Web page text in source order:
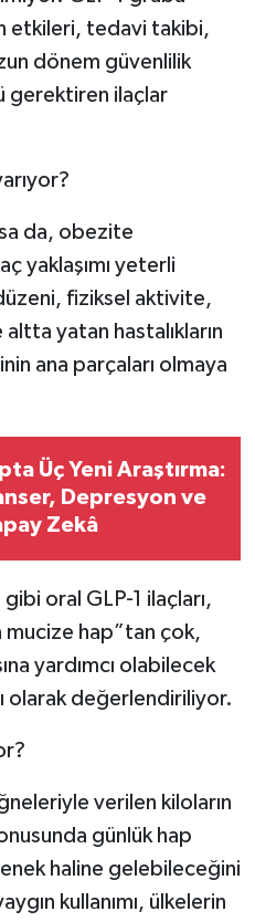
etkileri, tedavi takibi,
dönem güvenlilik
gerektiren ilaçlar
da, obezite
yaklaşımı yeterli
fiziksel aktivite,
yatan hastalıkların
ana parçaları olmaya
Üç Yeni Araştırma:
Depresyon ve
Zekâ
oral GLP-1 ilaçları,
hap”tan çok,
yardımcı olabilecek
olarak değerlendiriliyor.
verilen kiloların
günlük hap
haline gelebileceğini
kullanımı, ülkelerin